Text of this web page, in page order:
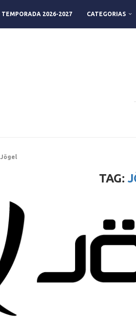
TEMPORADA 2026-2027 CATEGORIAS
Jögel
TAG: